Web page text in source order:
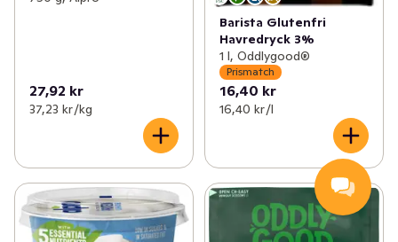
27,92 kr
37,23 kr /kg
Barista Glutenfri
Havredryck 3%
1 l, Oddlygood®
Prismatch
16,40 kr
16,40 kr /l